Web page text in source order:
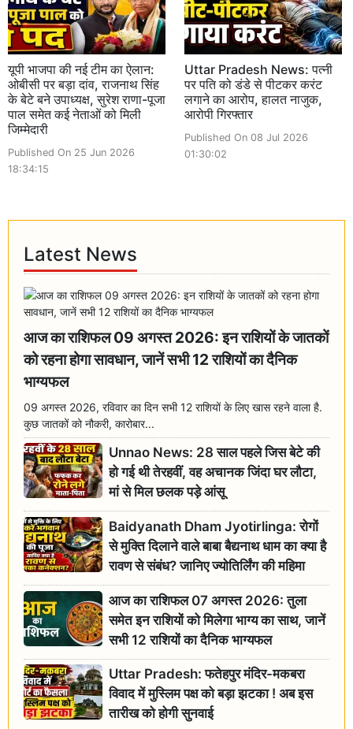
यूपी भाजपा की नई टीम का ऐलान:
ओबीसी पर बड़ा दांव, राजनाथ सिंह
के बेटे बने उपाध्यक्ष, सुरेश राणा-पूजा
पाल समेत कई नेताओं को मिली
जिम्मेदारी
Published On 25 Jun 2026
18:34:15
Uttar Pradesh News: पत्नी
पर पति को डंडे से पीटकर करंट
लगाने का आरोप, हालत नाजुक,
आरोपी गिरफ्तार
Published On 08 Jul 2026
01:30:02
Latest News
आज का राशिफल 09 अगस्त 2026: इन राशियों के जातकों
को रहना होगा सावधान, जानें सभी 12 राशियों का दैनिक
भाग्यफल
09 अगस्त 2026, रविवार का दिन सभी 12 राशियों के लिए खास रहने वाला है.
कुछ जातकों को नौकरी, कारोबार...
Unnao News: 28 साल पहले जिस बेटे की
हो गई थी तेरहवीं, वह अचानक जिंदा घर लौटा,
मां से मिल छलक पड़े आंसू
Baidyanath Dham Jyotirlinga: रोगों
से मुक्ति दिलाने वाले बाबा बैद्यनाथ धाम का क्या है
रावण से संबंध? जानिए ज्योतिर्लिंग की महिमा
आज का राशिफल 07 अगस्त 2026: तुला
समेत इन राशियों को मिलेगा भाग्य का साथ, जानें
सभी 12 राशियों का दैनिक भाग्यफल
Uttar Pradesh: फतेहपुर मंदिर-मकबरा
विवाद में मुस्लिम पक्ष को बड़ा झटका ! अब इस
तारीख को होगी सुनवाई